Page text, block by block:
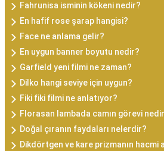
Fahrunisa isminin kökeni nedir?
En hafif rose şarap hangisi?
Face ne anlama gelir?
En uygun banner boyutu nedir?
Garfield yeni filmi ne zaman?
Dilko hangi seviye için uygun?
Fiki fiki filmi ne anlatıyor?
Florasan lambada camın görevi
Doğal çıranın faydaları nelerdir?
Dikdörtgen ve kare prizmanın hacmi